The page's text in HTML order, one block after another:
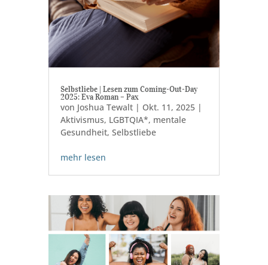
Selbstliebe | Lesen zum Coming-Out-Day
2025: Eva Roman – Pax
von Joshua Tewalt| Okt. 11, 2025|
Aktivismus, LGBTQIA*, mentale
Gesundheit, Selbstliebe
mehr lesen